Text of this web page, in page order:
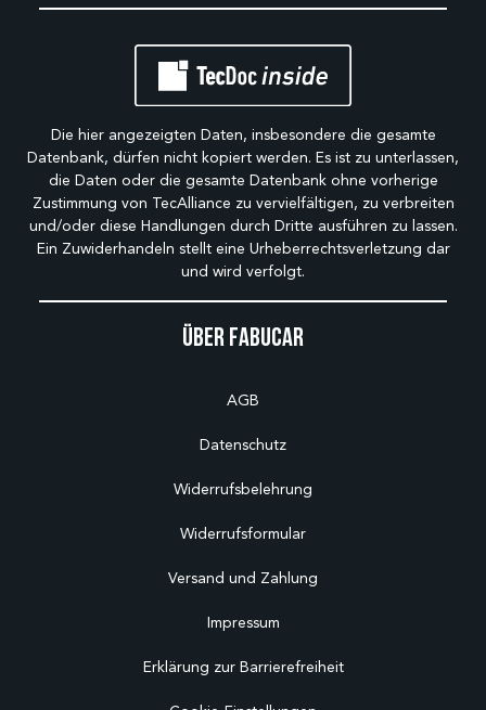
Über Fabucar
AGB
Datenschutz
Widerrufsbelehrung
Widerrufsformular
Versand und Zahlung
Impressum
Erklärung zur Barrierefreiheit
Die hier angezeigten Daten, insbesondere die gesamte
Datenbank, dürfen nicht kopiert werden. Es ist zu unterlassen,
die Daten oder die gesamte Datenbank ohne vorherige
Zustimmung von TecAlliance zu vervielfältigen, zu verbreiten
und/oder diese Handlungen durch Dritte ausführen zu lassen.
Ein Zuwiderhandeln stellt eine Urheberrechtsverletzung dar
und wird verfolgt.